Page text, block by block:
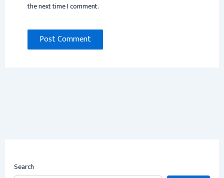
the next time I comment.
Search